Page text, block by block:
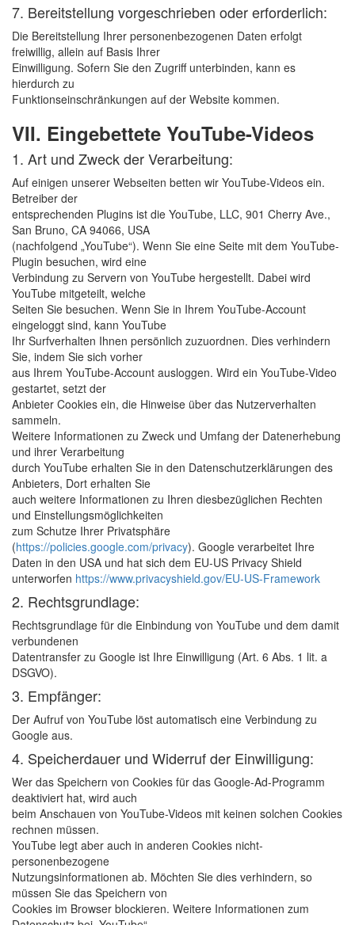
7. Bereitstellung vorgeschrieben oder erforderlich:
Die Bereitstellung Ihrer personenbezogenen Daten erfolgt
freiwillig, allein auf Basis Ihrer
Einwilligung. Sofern Sie den Zugriff unterbinden, kann es
hierdurch zu
Funktionseinschränkungen auf der Website kommen.
VII. Eingebettete YouTube-Videos
1. Art und Zweck der Verarbeitung:
Auf einigen unserer Webseiten betten wir YouTube-Videos ein.
Betreiber der
entsprechenden Plugins ist die YouTube, LLC, 901 Cherry Ave.,
San Bruno, CA 94066, USA
(nachfolgend „YouTube“). Wenn Sie eine Seite mit dem YouTube-
Plugin besuchen, wird eine
Verbindung zu Servern von YouTube hergestellt. Dabei wird
YouTube mitgeteilt, welche
Seiten Sie besuchen. Wenn Sie in Ihrem YouTube-Account
eingeloggt sind, kann YouTube
Ihr Surfverhalten Ihnen persönlich zuzuordnen. Dies verhindern
Sie, indem Sie sich vorher
aus Ihrem YouTube-Account ausloggen. Wird ein YouTube-Video
gestartet, setzt der
Anbieter Cookies ein, die Hinweise über das Nutzerverhalten
sammeln.
Weitere Informationen zu Zweck und Umfang der Datenerhebung
und ihrer Verarbeitung
durch YouTube erhalten Sie in den Datenschutzerklärungen des
Anbieters, Dort erhalten Sie
auch weitere Informationen zu Ihren diesbezüglichen Rechten
und Einstellungsmöglichkeiten
zum Schutze Ihrer Privatsphäre
(https://policies.google.com/privacy). Google verarbeitet Ihre
Daten in den USA und hat sich dem EU-US Privacy Shield
unterworfen https://www.privacyshield.gov/EU-US-Framework
2. Rechtsgrundlage:
Rechtsgrundlage für die Einbindung von YouTube und dem damit
verbundenen
Datentransfer zu Google ist Ihre Einwilligung (Art. 6 Abs. 1 lit. a
DSGVO).
3. Empfänger:
Der Aufruf von YouTube löst automatisch eine Verbindung zu
Google aus.
4. Speicherdauer und Widerruf der Einwilligung:
Wer das Speichern von Cookies für das Google-Ad-Programm
deaktiviert hat, wird auch
beim Anschauen von YouTube-Videos mit keinen solchen Cookies
rechnen müssen.
YouTube legt aber auch in anderen Cookies nicht-
personenbezogene
Nutzungsinformationen ab. Möchten Sie dies verhindern, so
müssen Sie das Speichern von
Cookies im Browser blockieren. Weitere Informationen zum